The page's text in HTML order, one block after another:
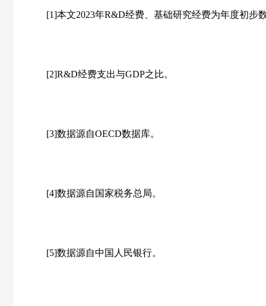
[1]本文2023年R&D经费、基础研究经费为年度初步
[2]R&D经费支出与GDP之比。
[3]数据源自OECD数据库。
[4]数据源自国家税务总局。
[5]数据源自中国人民银行。